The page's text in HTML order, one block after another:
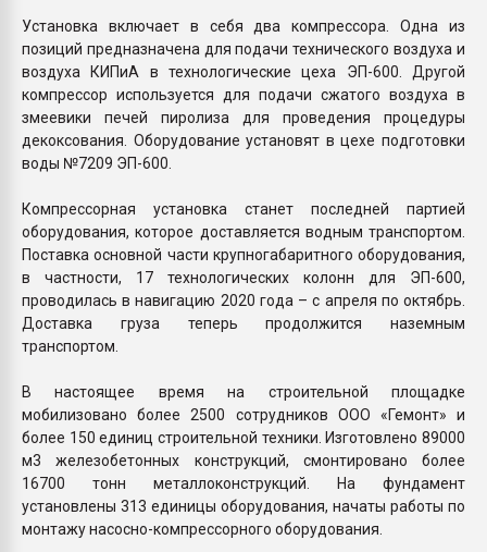
Установка включает в себя два компрессора. Одна из
позиций предназначена для подачи технического воздуха и
воздуха КИПиА в технологические цеха ЭП-600. Другой
компрессор используется для подачи сжатого воздуха в
змеевики печей пиролиза для проведения процедуры
декоксования. Оборудование установят в цехе подготовки
воды №7209 ЭП-600.
Компрессорная установка станет последней партией
оборудования, которое доставляется водным транспортом.
Поставка основной части крупногабаритного оборудования,
в частности, 17 технологических колонн для ЭП-600,
проводилась в навигацию 2020 года – с апреля по октябрь.
Доставка груза теперь продолжится наземным
транспортом.
В настоящее время на строительной площадке
мобилизовано более 2500 сотрудников ООО «Гемонт» и
более 150 единиц строительной техники. Изготовлено 89000
м3 железобетонных конструкций, смонтировано более
16700 тонн металлоконструкций. На фундамент
установлены 313 единицы оборудования, начаты работы по
монтажу насосно-компрессорного оборудования.